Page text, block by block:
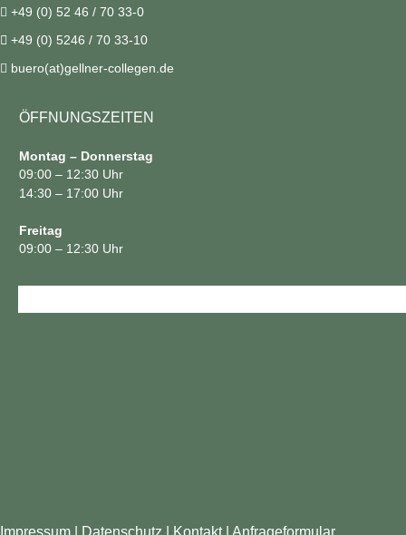
+49 (0) 52 46 / 70 33-0
+49 (0) 5246 / 70 33-10
buero(at)gellner-collegen.de
ÖFFNUNGSZEITEN
Montag – Donnerstag
09:00 – 12:30 Uhr
14:30 – 17:00 Uhr
Freitag
09:00 – 12:30 Uhr